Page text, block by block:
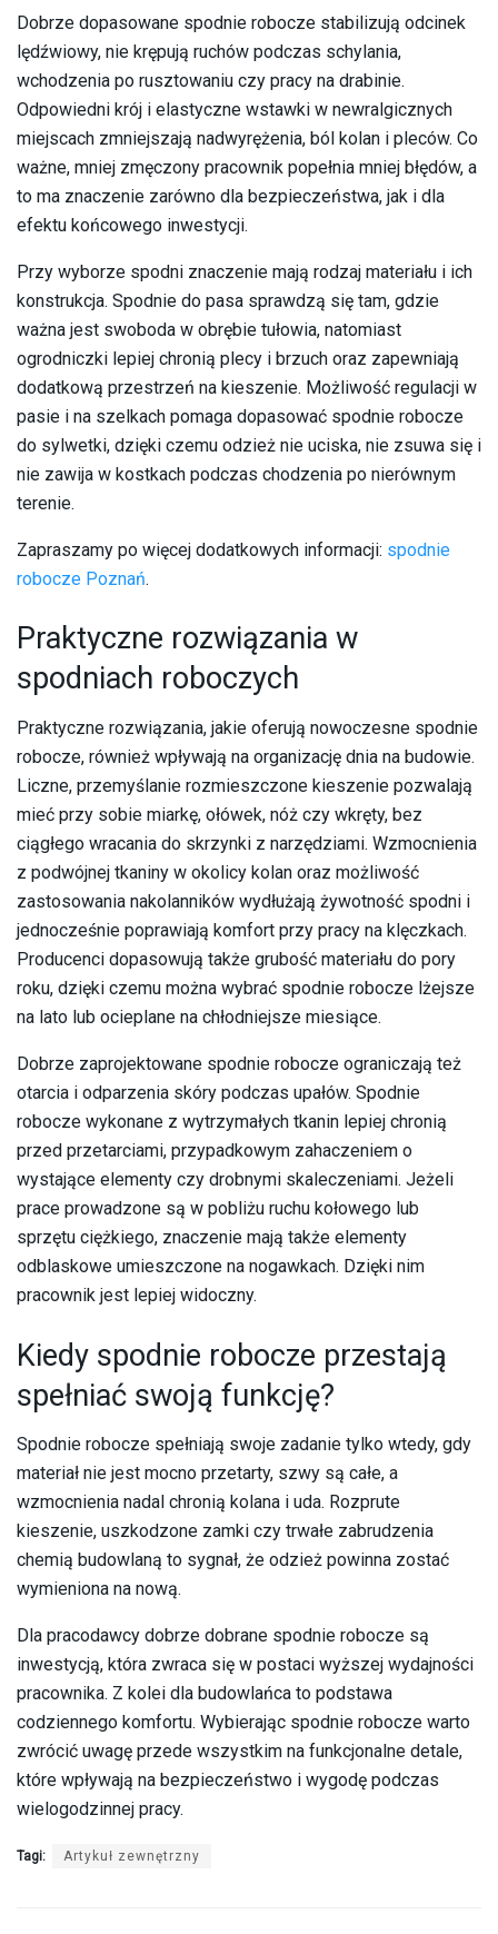
Dobrze dopasowane spodnie robocze stabilizują odcinek
lędźwiowy, nie krępują ruchów podczas schylania,
wchodzenia po rusztowaniu czy pracy na drabinie.
Odpowiedni krój i elastyczne wstawki w newralgicznych
miejscach zmniejszają nadwyrężenia, ból kolan i pleców. Co
ważne, mniej zmęczony pracownik popełnia mniej błędów, a
to ma znaczenie zarówno dla bezpieczeństwa, jak i dla
efektu końcowego inwestycji.
Przy wyborze spodni znaczenie mają rodzaj materiału i ich
konstrukcja. Spodnie do pasa sprawdzą się tam, gdzie
ważna jest swoboda w obrębie tułowia, natomiast
ogrodniczki lepiej chronią plecy i brzuch oraz zapewniają
dodatkową przestrzeń na kieszenie. Możliwość regulacji w
pasie i na szelkach pomaga dopasować spodnie robocze
do sylwetki, dzięki czemu odzież nie uciska, nie zsuwa się i
nie zawija w kostkach podczas chodzenia po nierównym
terenie.
Zapraszamy po więcej dodatkowych informacji: spodnie
robocze Poznań.
​Praktyczne rozwiązania w
spodniach roboczych
Praktyczne rozwiązania, jakie oferują nowoczesne spodnie
robocze, również wpływają na organizację dnia na budowie.
Liczne, przemyślanie rozmieszczone kieszenie pozwalają
mieć przy sobie miarkę, ołówek, nóż czy wkręty, bez
ciągłego wracania do skrzynki z narzędziami. Wzmocnienia
z podwójnej tkaniny w okolicy kolan oraz możliwość
zastosowania nakolanników wydłużają żywotność spodni i
jednocześnie poprawiają komfort przy pracy na klęczkach.
Producenci dopasowują także grubość materiału do pory
roku, dzięki czemu można wybrać spodnie robocze lżejsze
na lato lub ocieplane na chłodniejsze miesiące.
Dobrze zaprojektowane spodnie robocze ograniczają też
otarcia i odparzenia skóry podczas upałów. Spodnie
robocze wykonane z wytrzymałych tkanin lepiej chronią
przed przetarciami, przypadkowym zahaczeniem o
wystające elementy czy drobnymi skaleczeniami. Jeżeli
prace prowadzone są w pobliżu ruchu kołowego lub
sprzętu ciężkiego, znaczenie mają także elementy
odblaskowe umieszczone na nogawkach. Dzięki nim
pracownik jest lepiej widoczny.
​Kiedy spodnie robocze przestają
spełniać swoją funkcję?
Spodnie robocze spełniają swoje zadanie tylko wtedy, gdy
materiał nie jest mocno przetarty, szwy są całe, a
wzmocnienia nadal chronią kolana i uda. Rozprute
kieszenie, uszkodzone zamki czy trwałe zabrudzenia
chemią budowlaną to sygnał, że odzież powinna zostać
wymieniona na nową.
Dla pracodawcy dobrze dobrane spodnie robocze są
inwestycją, która zwraca się w postaci wyższej wydajności
pracownika. Z kolei dla budowlańca to podstawa
codziennego komfortu. Wybierając spodnie robocze warto
zwrócić uwagę przede wszystkim na funkcjonalne detale,
które wpływają na bezpieczeństwo i wygodę podczas
wielogodzinnej pracy.
Tagi: Artykuł zewnętrzny